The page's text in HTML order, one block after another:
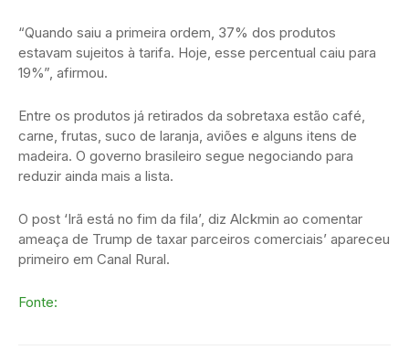
“Quando saiu a primeira ordem, 37% dos produtos
estavam sujeitos à tarifa. Hoje, esse percentual caiu para
19%”, afirmou.
Entre os produtos já retirados da sobretaxa estão café,
carne, frutas, suco de laranja, aviões e alguns itens de
madeira. O governo brasileiro segue negociando para
reduzir ainda mais a lista.
O post ‘Irã está no fim da fila’, diz Alckmin ao comentar
ameaça de Trump de taxar parceiros comerciais’ apareceu
primeiro em Canal Rural.
Fonte: